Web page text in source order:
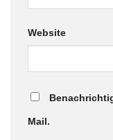
Website
Mail.